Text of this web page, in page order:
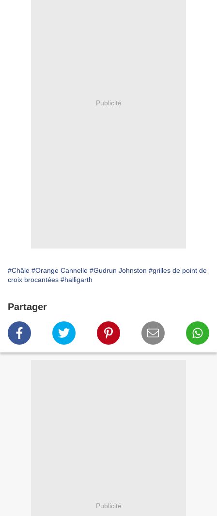
Publicité
#Châle #Orange Cannelle #Gudrun Johnston #grilles de point de
croix brocantées #halligarth
Partager
Publicité